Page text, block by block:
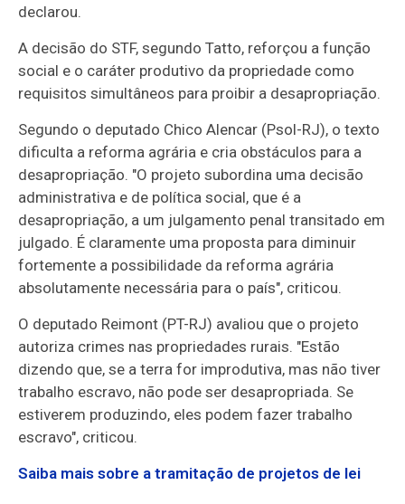
declarou.
A decisão do STF, segundo Tatto, reforçou a função
social e o caráter produtivo da propriedade como
requisitos simultâneos para proibir a desapropriação.
Segundo o deputado Chico Alencar (Psol-RJ), o texto
dificulta a reforma agrária e cria obstáculos para a
desapropriação. "O projeto subordina uma decisão
administrativa e de política social, que é a
desapropriação, a um julgamento penaltransitado em
julgado. É claramente uma proposta para diminuir
fortemente a possibilidade da reforma agrária
absolutamente necessária para o país", criticou.
O deputado Reimont (PT-RJ) avaliou que o projeto
autoriza crimes nas propriedades rurais. "Estão
dizendo que, se a terra for improdutiva, mas não tiver
trabalho escravo, não pode ser desapropriada. Se
estiverem produzindo, eles podem fazer trabalho
escravo", criticou.
Saiba mais sobre a tramitação de projetos de lei